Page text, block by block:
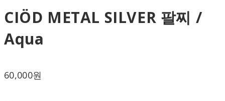
CIÖD METAL SILVER 팔찌 /
Aqua
60,000원